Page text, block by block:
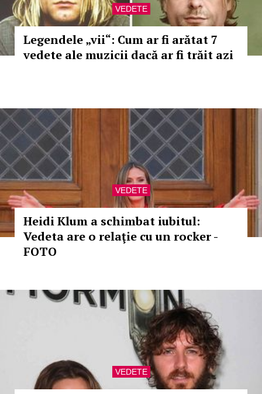
VEDETE
Legendele „vii“: Cum ar fi arătat 7
vedete ale muzicii dacă ar fi trăit azi
VEDETE
Heidi Klum a schimbat iubitul:
Vedeta are o relaţie cu un rocker -
FOTO
VEDETE